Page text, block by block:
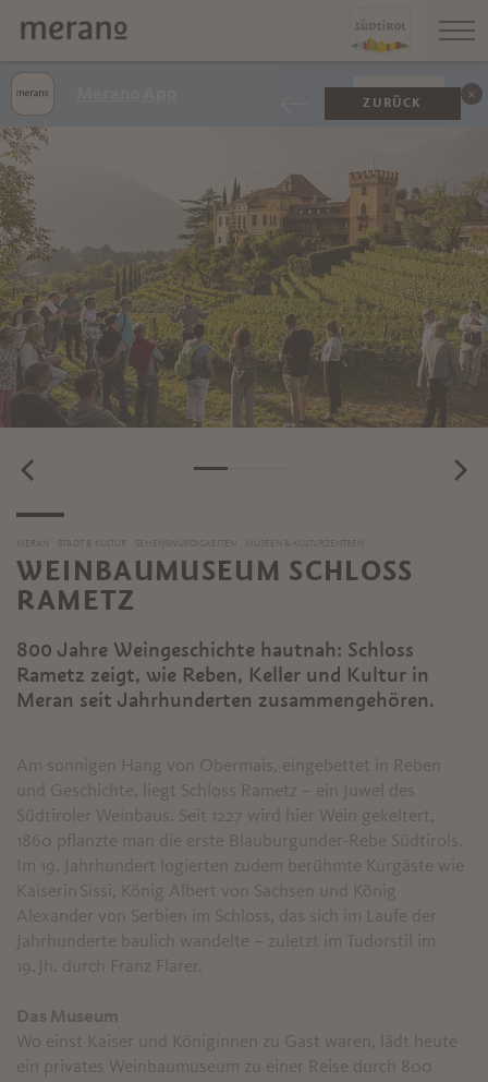
ZURÜCK
MERAN STADT & KULTUR SEHENSWÜRDIGKEITEN MUSEEN & KULTURZENTREN
WEINBAUMUSEUM SCHLOSS
RAMETZ
800 Jahre Weingeschichte hautnah: Schloss
Rametz zeigt, wie Reben, Keller und Kultur in
Meran seit Jahrhunderten zusammengehören.
Am sonnigen Hang von Obermais, eingebettet in Reben
und Geschichte, liegt Schloss Rametz – ein Juwel des
Südtiroler Weinbaus. Seit 1227 wird hier Wein gekeltert,
1860 pflanzte man die erste Blauburgunder-Rebe Südtirols.
Im 19. Jahrhundert logierten zudem berühmte Kurgäste wie
Kaiserin Sissi, König Albert von Sachsen und König
Alexander von Serbien im Schloss, das sich im Laufe der
Jahrhunderte baulich wandelte – zuletzt im Tudorstil im
19. Jh. durch Franz Flarer.
Das Museum
Wo einst Kaiser und Königinnen zu Gast waren, lädt heute
ein privates Weinbaumuseum zu einer Reise durch 800
ANZEIGEN